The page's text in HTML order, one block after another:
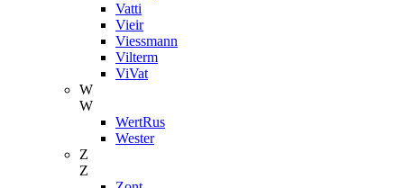
Vatti
Vieir
Viessmann
Vilterm
ViVat
W
W
WertRus
Wester
Z
Z